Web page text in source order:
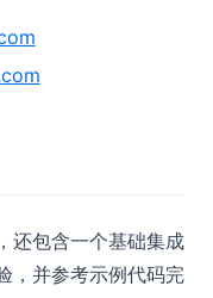
还包含一个基础集成
，并参考示例代码完